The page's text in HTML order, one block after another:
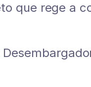
que rege a